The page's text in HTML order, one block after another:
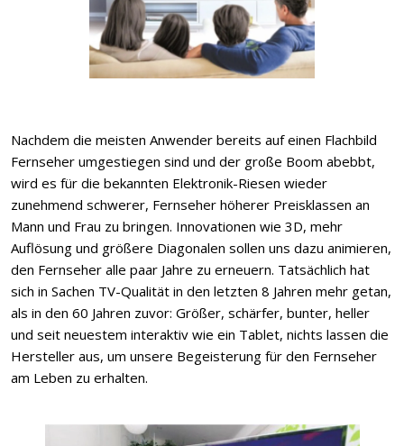
Nachdem die meisten Anwender bereits auf einen Flachbild
Fernseher umgestiegen sind und der große Boom abebbt,
wird es für die bekannten Elektronik-Riesen wieder
zunehmend schwerer, Fernseher höherer Preisklassen an
Mann und Frau zu bringen. Innovationen wie 3D, mehr
Auflösung und größere Diagonalen sollen uns dazu animieren,
den Fernseher alle paar Jahre zu erneuern. Tatsächlich hat
sich in Sachen TV-Qualität in den letzten 8 Jahren mehr getan,
als in den 60 Jahren zuvor: Größer, schärfer, bunter, heller
und seit neuestem interaktiv wie ein Tablet, nichts lassen die
Hersteller aus, um unsere Begeisterung für den Fernseher
am Leben zu erhalten.